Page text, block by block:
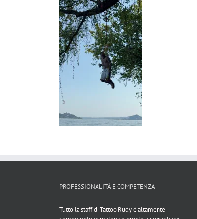
PROFESSIONALITÀ E COMPETENZA
Tutto la staff di Tattoo Rudy è altamente